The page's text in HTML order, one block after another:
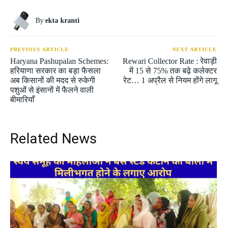
By ekta kranti
PREVIOUS ARTICLE
Haryana Pashupalan Schemes:
हरियाणा सरकार का बड़ा फैसला
अब किसानों की मदद से रुकेगी
पशुओं से इंसानों में फैलने वाली
बीमारियाँ
NEXT ARTICLE
Rewari Collector Rate : रेवाड़ी
में 15 से 75% तक बढ़े कलेक्टर
रेट… 1 अप्रैल से नियम होंगे लागू
Related News